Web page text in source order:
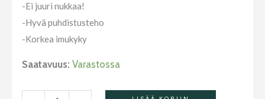
-Ei juuri nukkaa!
-Hyvä puhdistusteho
-Korkea imukyky
Saatavuus: Varastossa